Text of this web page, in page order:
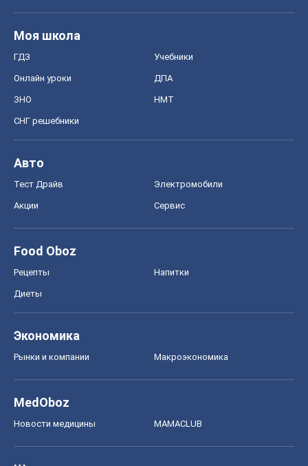
Моя школа
ГДЗ Учебники
Онлайн уроки ДПА
ЗНО НМТ
СНГ решебники
Авто
Тест Драйв Электромобили
Акции Сервис
Food Oboz
Рецепты Напитки
Диеты
Экономика
Рынки и компании Mакроэкономика
MedOboz
Новости медицины MAMACLUB